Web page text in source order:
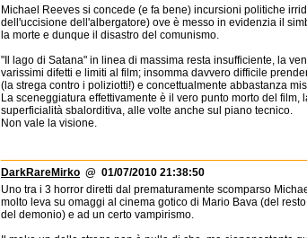
Michael Reeves si concede (e fa bene) incursioni politiche
dell'uccisione dell'albergatore) ove è messo in evidenzia il
la morte e dunque il disastro del comunismo.
"Il lago di Satana" in linea di massima resta insufficiente, la
varissimi difetti e limiti al film; insomma davvero difficile
(la strega contro i poliziotti!) e concettualmente abbastanza
La sceneggiatura effettivamente è il vero punto morto del
superficialità sbalorditiva, alle volte anche sul piano tecnico.
Non vale la visione.
DarkRareMirko @ 01/07/2010 21:38:50
Uno tra i 3 horror diretti dal prematuramente scomparso
molto leva su omaggi al cinema gotico di Mario Bava (del
del demonio) e ad un certo vampirismo.